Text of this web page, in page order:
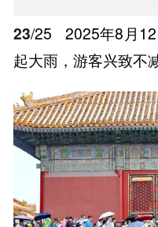
23/25
2025年8月
起大雨，游客兴致不